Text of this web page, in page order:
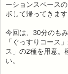
ーションスペース
ボして帰ってきます
今回は、30分のも
「ぐっすりコース
ス」の2種を用意。
い。